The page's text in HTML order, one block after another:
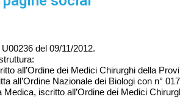
del 09/11/2012.
all’Ordine dei Medici Chirurghi della
all’Ordine Nazionale dei Biologi con n°
iscritto all’Ordine dei Medici